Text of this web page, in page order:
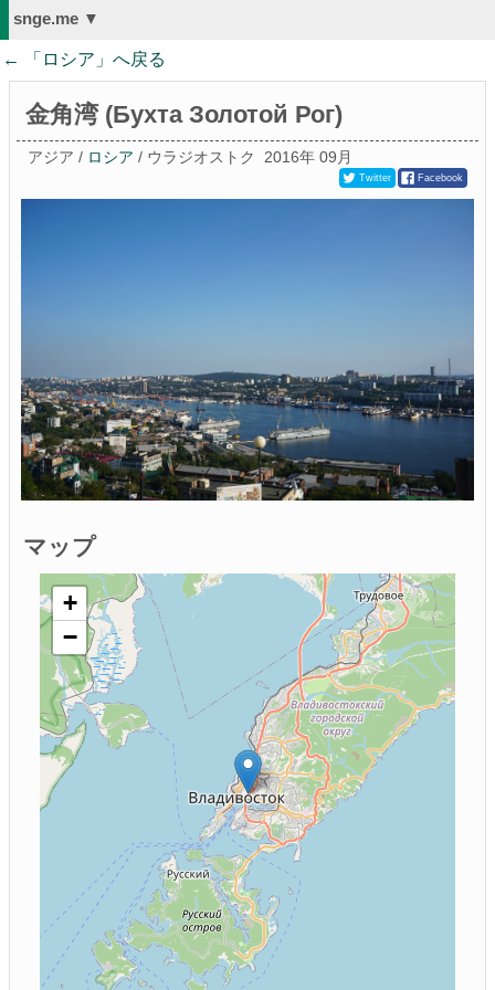
snge.me ▼
← 「 ロシア 」へ戻る
金角湾 (Бухта Золотой Рог)
アジア / ロシア / ウラジオストク 2016年 09月
Twitter Facebook
マップ
+
−